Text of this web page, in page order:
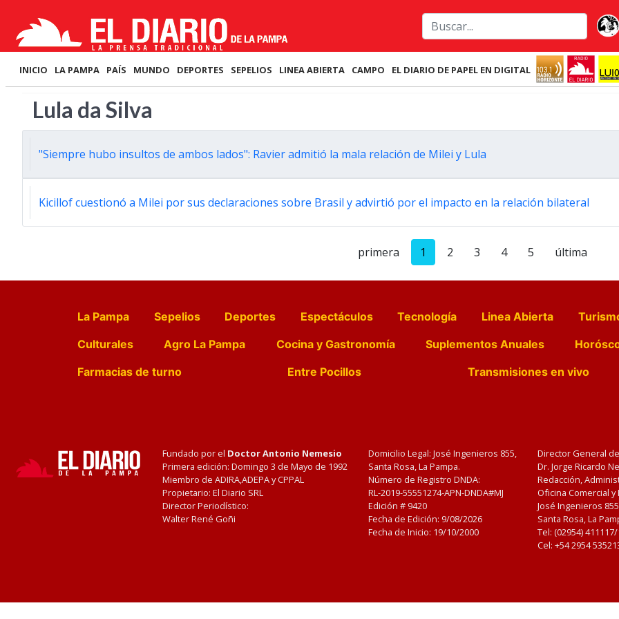
INICIO LA PAMPA PAÍS MUNDO DEPORTES SEPELIOS LINEA ABIERTA CAMPO EL DIARIO DE PAPEL EN DIGITAL
Lula da Silva
"Siempre hubo insultos de ambos lados": Ravier admitió la mala relación de Milei y Lula
Kicillof cuestionó a Milei por sus declaraciones sobre Brasil y advirtió por el impacto en la relación bilateral
primera 1 2 3 4 5 última
La Pampa Sepelios Deportes Espectáculos Tecnología Linea Abierta
Culturales
Agro La Pampa Cocina y Gastronomía Suplementos Anuales
Farmacias de turno
Entre Pocillos Transmisiones en vivo
Fundado por el Doctor Antonio Nemesio
Primera edición: Domingo 3 de Mayo de 1992
Miembro de ADIRA,ADEPA y CPPAL
Propietario: El Diario SRL
Director Periodístico:
Walter René Goñi
Domicilio Legal: José Ingenieros 855,
Santa Rosa, La Pampa.
Número de Registro DNDA:
RL-2019-55551274-APN-DNDA#MJ
Edición # 9420
Fecha de Edición: 9/08/2026
Fecha de Inicio: 19/10/2000
Director General
Dr. Jorge Ricardo
Redacción,
Oficina Comercial
José Ingenieros
Santa Rosa, La
Tel: (02954)
Cel: +54 2954